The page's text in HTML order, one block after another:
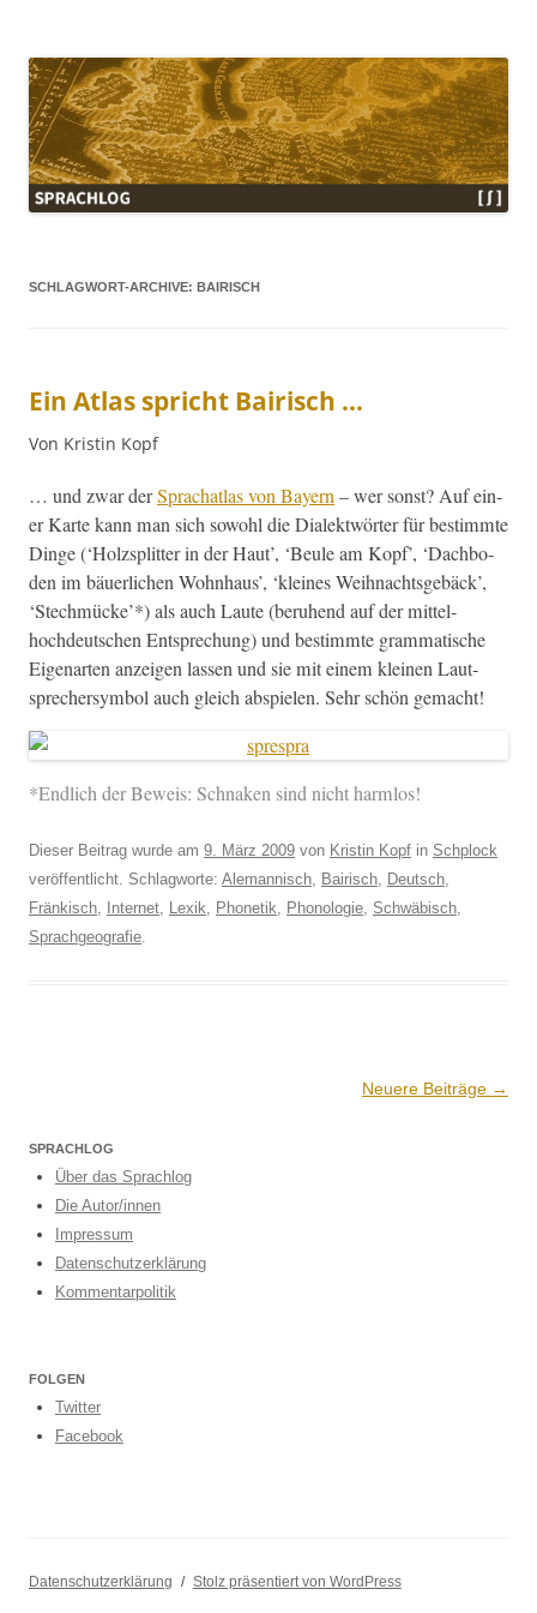
SCHLAGWORT-ARCHIVE: BAIRISCH
Ein Atlas spricht Bairisch …
Von Kristin Kopf
… und zwar derSprachat­las von Bay­ern– wer son­st? Auf ein­
er Karte kann man sich sowohl die Dialek­twörter für bes­timmte
Dinge (‘Holzs­plit­ter in der Haut’, ‘Beule am Kopf’, ‘Dachbo­
den im bäuer­lichen Wohn­haus’, ‘kleines Wei­h­nachts­ge­bäck’,
‘Stech­mücke’*) als auch Laute (beruhend auf der mit­tel­
hochdeutschen Entsprechung) und bes­timmte gram­ma­tis­che
Eige­narten anzeigen lassen und sie mit einem kleinen Laut­
sprech­er­sym­bol auch gle­ich abspie­len. Sehr schön gemacht!
*Endlich der Beweis: Schnaken sind nicht harmlos!
Dieser Beitrag wurde am 9. März 2009 von Kristin Kopf in Schplock
veröffentlicht. Schlagworte: Alemannisch Bairisch Deutsch
Fränkisch
Internet Lexik Phonetik Phonologie Schwäbisch
Sprachgeografie
Neuere Beiträge →
SPRACHLOG
Über das Sprachlog
Die Autor/innen
Impressum
Datenschutzerklärung
Kommentarpolitik
FOLGEN
Twitter
Facebook
Datenschutzerklärung Stolz präsentiert von WordPress